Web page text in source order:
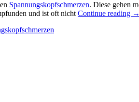
Spannungskopfschmerzen. Diese gehen
und ist oft nichtContinue reading →